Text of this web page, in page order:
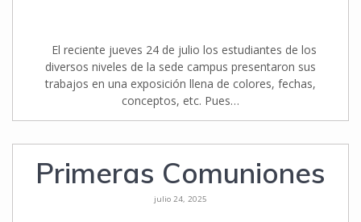
El reciente jueves 24 de julio los estudiantes de los
diversos niveles de la sede campus presentaron sus
trabajos en una exposición llena de colores, fechas,
conceptos, etc. Pues…
Primeras Comuniones
julio 24, 2025